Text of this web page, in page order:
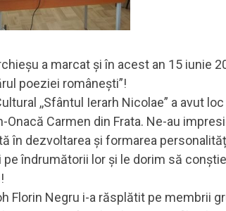
a marcat și în acest an 15 iunie
poeziei românești”!
,,Sfântul Ierarh Nicolae” a avut
Onacă Carmen din Frata. Ne-au
în dezvoltarea și formarea
îndrumătorii lor și le dorim să
Florin Negru i-a răsplătit pe membrii